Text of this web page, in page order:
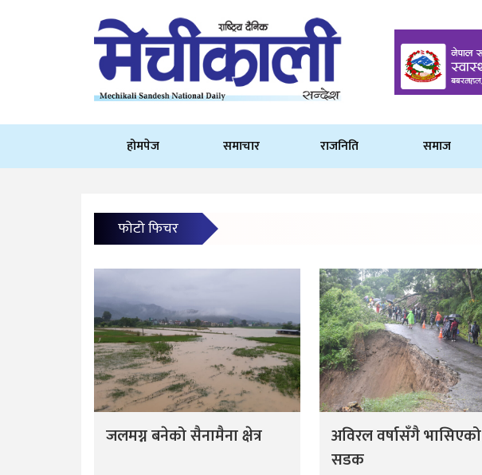
होमपेज समाचार राजनिति समाज
फोटो फिचर
जलमग्न बनेको सैनामैना क्षेत्र
अविरल वर्षासँगै भासिएको
सडक